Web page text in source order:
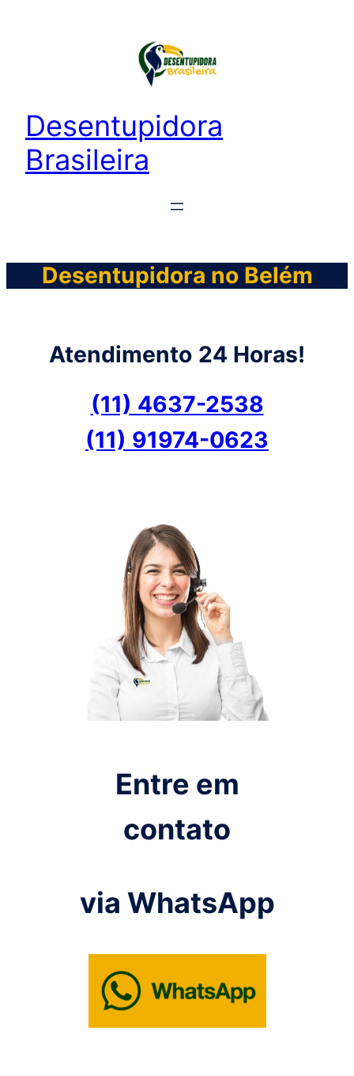
Desentupidora
Brasileira
Desentupidora no Belém
Atendimento 24 Horas!
(11) 4637-2538
(11) 91974-0623
Entre em
contato
via WhatsApp